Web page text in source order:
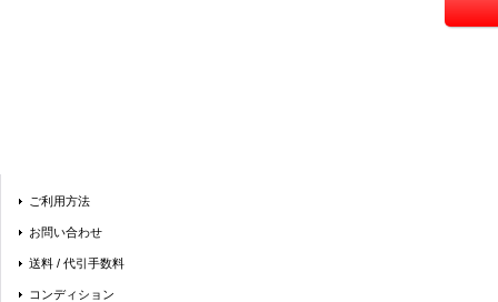
ご利用方法
お問い合わせ
送料 / 代引手数料
コンディション